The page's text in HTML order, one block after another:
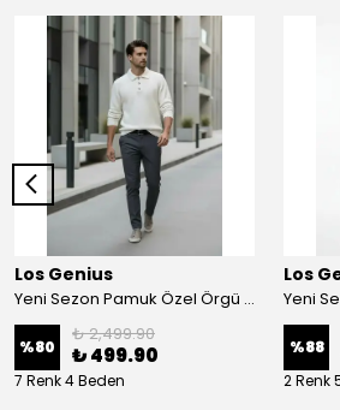
Los Genius
Yeni Sezon Pamuk Özel Örgü Kalın Düğmeli Triko Kazak
%80
₺ 2,499.90
₺ 499.90
7 Renk 4 Beden
Los
Yeni
%88
2 Renk